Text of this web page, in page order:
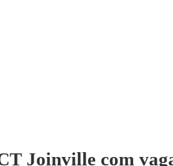
Joinville com